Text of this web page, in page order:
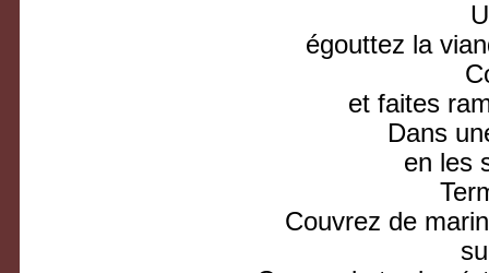
égouttez la
et faites
Dans
en les
Couvrez de